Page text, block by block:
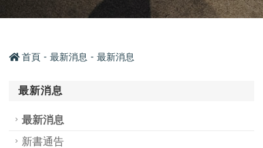
首頁 最新消息 最新消息
最新消息
最新消息
新書通告